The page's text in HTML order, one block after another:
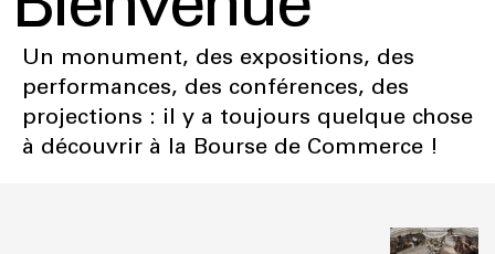
Un monument, des expositions, des
performances, des conférences, des
projections : il y a toujours quelque chose
à découvrir à la Bourse de Commerce !